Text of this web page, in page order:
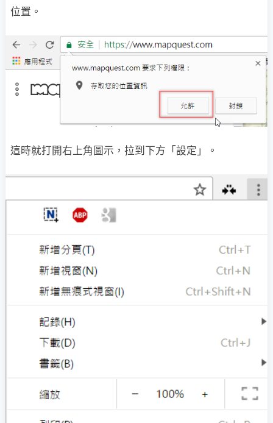
位置。
這時就打開右上角圖示，拉到下方「設定」。